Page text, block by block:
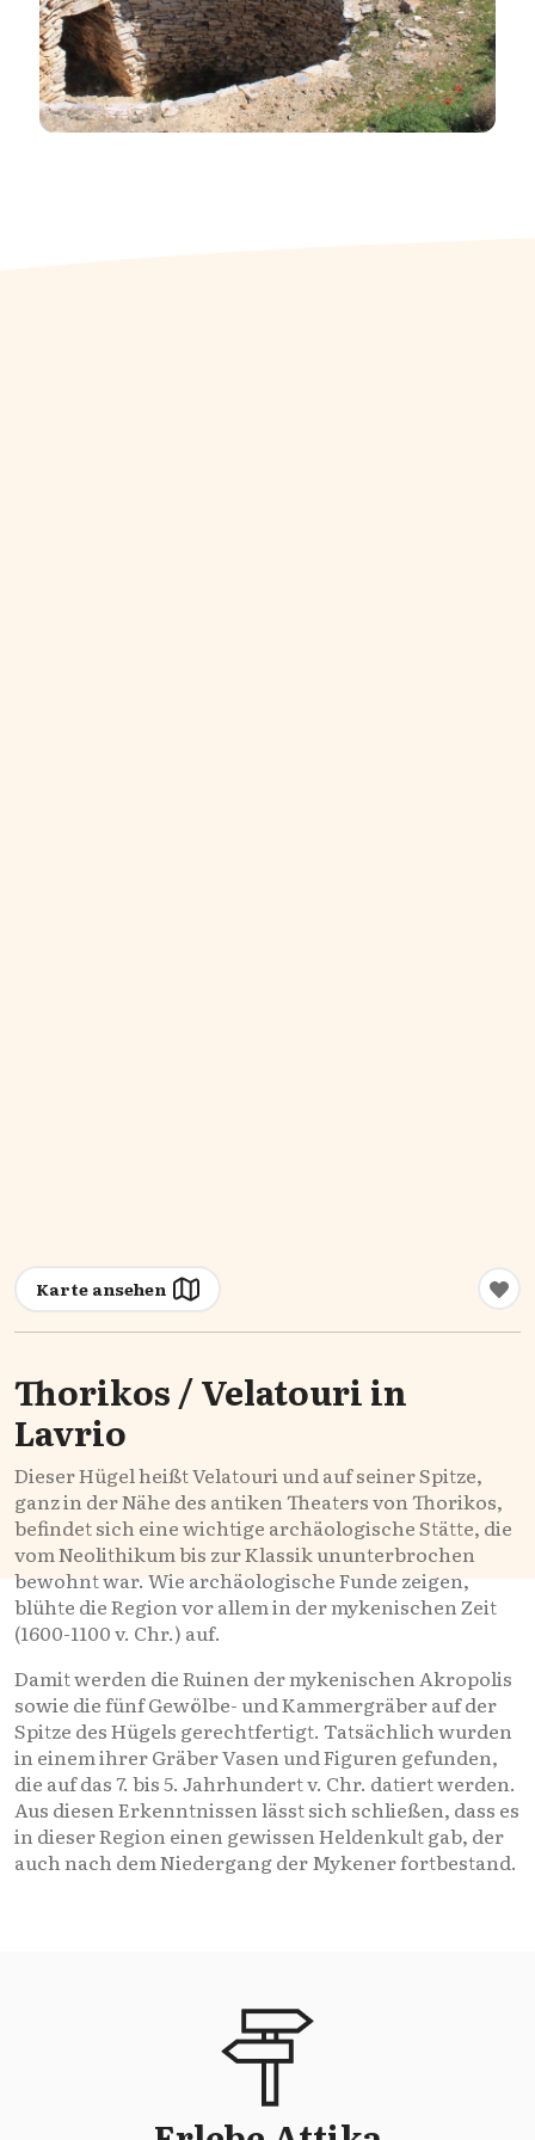
Karte ansehen
Thorikos / Velatouri in
Lavrio
Dieser Hügel heißt Velatouri und auf seiner Spitze,
ganz in der Nähe des antiken Theaters von Thorikos,
befindet sich eine wichtige archäologische Stätte, die
vom Neolithikum bis zur Klassik ununterbrochen
bewohnt war. Wie archäologische Funde zeigen,
blühte die Region vor allem in der mykenischen Zeit
(1600-1100 v. Chr.) auf.
Damit werden die Ruinen der mykenischen Akropolis
sowie die fünf Gewölbe- und Kammergräber auf der
Spitze des Hügels gerechtfertigt. Tatsächlich wurden
in einem ihrer Gräber Vasen und Figuren gefunden,
die auf das 7. bis 5. Jahrhundert v. Chr. datiert werden.
Aus diesen Erkenntnissen lässt sich schließen, dass es
in dieser Region einen gewissen Heldenkult gab, der
auch nach dem Niedergang der Mykener fortbestand.